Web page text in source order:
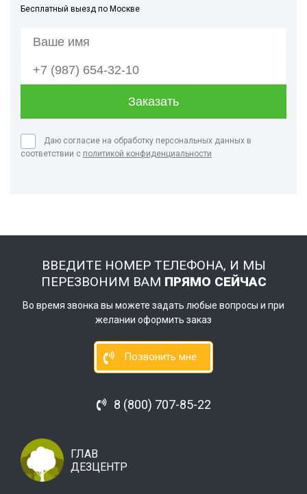
Бесплатный выезд по Москве
Даю согласие на обработку персональных данных в
соответствии с политикой конфиденциальности
ВВЕДИТЕ НОМЕР ТЕЛЕФОНА, И МЫ
ПЕРЕЗВОНИМ ВАМ ПРЯМО СЕЙЧАС
Во время звонка вы можете задать любые вопросы и при
желании оформить заказ
Позвонить мне
8 (800) 707-85-22
ГЛАВ
ДЕЗЦЕНТР